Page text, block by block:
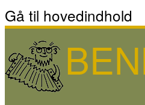
Gå til hovedindhold